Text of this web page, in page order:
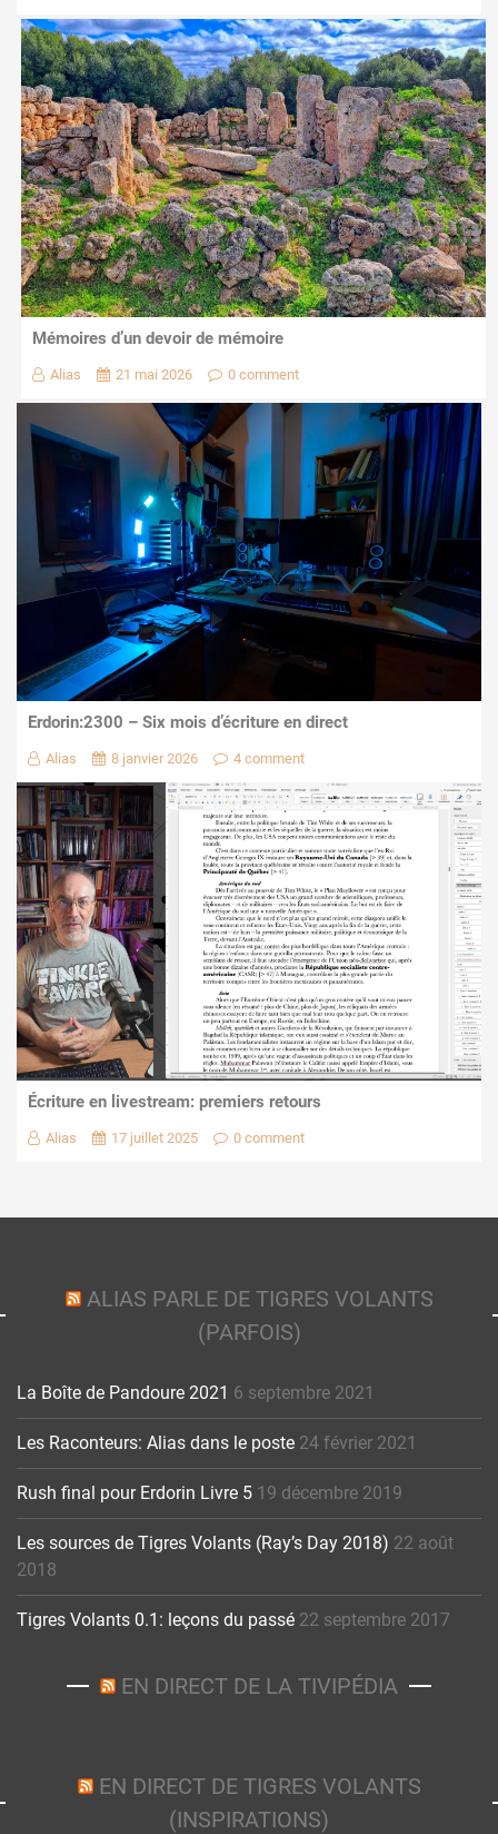
Mémoires d’un devoir de mémoire
Alias 21 mai 2026 0 comment
Erdorin:2300 – Six mois d’écriture en direct
Alias 8 janvier 2026 4 comment
Écriture en livestream: premiers retours
Alias 17 juillet 2025 0 comment
ALIAS PARLE DE TIGRES VOLANTS
(PARFOIS)
La Boîte de Pandoure 2021 6 septembre 2021
Les Raconteurs: Alias dans le poste 24 février 2021
Rush final pour Erdorin Livre 5 19 décembre 2019
Les sources de Tigres Volants (Ray’s Day 2018) 22 août
2018
Tigres Volants 0.1: leçons du passé 22 septembre 2017
EN DIRECT DE LA TIVIPÉDIA
EN DIRECT DE TIGRES VOLANTS
(INSPIRATIONS)